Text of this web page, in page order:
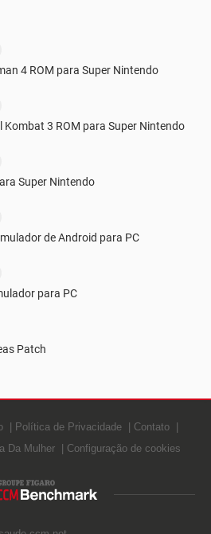
4 ROM para Super Nintendo
Kombat 3 ROM para Super Nintendo
Super Nintendo
de Android para PC
para PC
Patch
Política de Privacidade
Contato
Da Mulher Configuração de cookies